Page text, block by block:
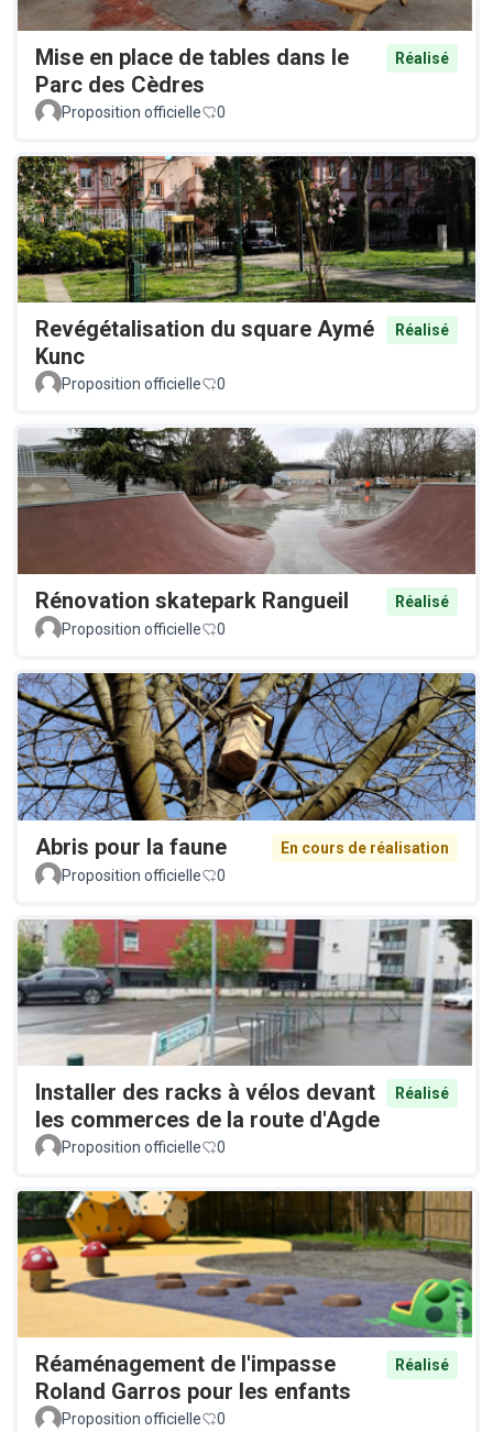
Mise en place de tables dans le
Parc des Cèdres
Réalisé
Proposition officielle 0
Revégétalisation du square Aymé
Kunc
Réalisé
Proposition officielle 0
Rénovation skatepark Rangueil
Réalisé
Proposition officielle
0
Abris pour la faune
En cours de réalisation
Proposition officielle
0
Installer des racks à vélos devant
les commerces de la route d'Agde
Réalisé
Proposition officielle 0
Réaménagement de l'impasse
Roland Garros pour les enfants
Réalisé
Proposition officielle 0